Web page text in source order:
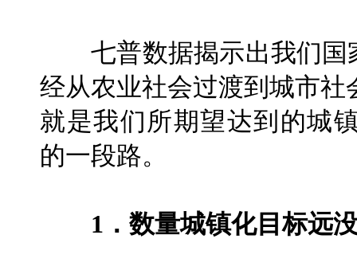
七普数据揭示出我们国
经从农业社会过渡到城市
就是我们所期望达到的城
的一段路。
1．数量城镇化目标远